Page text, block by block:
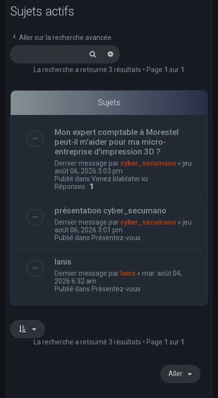
Sujets actifs
Aller sur la recherche avancée
RechercherRecherche avancée
La recherche a retourné 3 résultats • Page 1 sur 1
Sujets
Mon expert comptable à Morestel
peut-il m'aider pour ma micro-
entreprise d'impression 3D ?
Dernier message par cyber_secumano « jeu.
août 06, 2026 3:03 pm
Publié dansVenez blablater ici
Réponses : 1
présentation cyber_secumano
Dernier message par cyber_secumano « jeu.
août 06, 2026 3:01 pm
Publié dans Présentez-vous
Ianis
Dernier message par Ianis « mar. août 04,
2026 6:32 am
Publié dans Présentez-vous
La recherche a retourné 3 résultats • Page 1 sur 1
Aller